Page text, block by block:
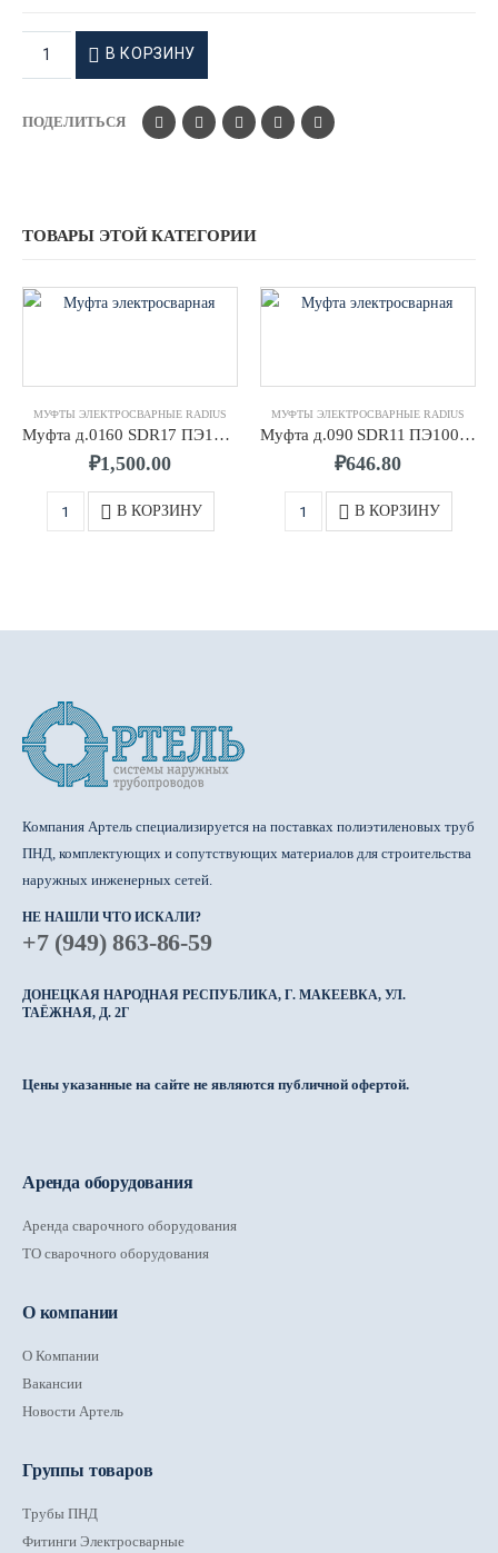
В КОРЗИНУ
ПОДЕЛИТЬСЯ
ТОВАРЫ ЭТОЙ КАТЕГОРИИ
МУФТЫ ЭЛЕКТРОСВАРНЫЕ RADIUS
Муфта д.0160 SDR17 ПЭ100 RADIUS
₽1,500.00
В КОРЗИНУ
МУФТЫ ЭЛЕКТРОСВАРНЫЕ RADIUS
Муфта д.090 SDR11 ПЭ100 RADIUS
₽646.80
В КОРЗИНУ
Компания Артель специализируется на поставках полиэтиленовых труб
ПНД, комплектующих и сопутствующих материалов для строительства
наружных инженерных сетей.
НЕ НАШЛИ ЧТО ИСКАЛИ?
+7 (949) 863-86-59
ДОНЕЦКАЯ НАРОДНАЯ РЕСПУБЛИКА, Г. МАКЕЕВКА, УЛ.
ТАЁЖНАЯ, Д. 2Г
Цены указанные на сайте не являются публичной офертой.
Аренда оборудования
Аренда сварочного оборудования
ТО сварочного оборудования
О компании
О Компании
Вакансии
Новости Артель
Группы товаров
Трубы ПНД
Фитинги Электросварные